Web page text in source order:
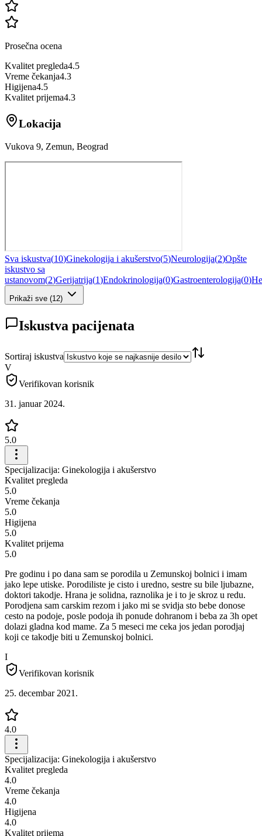
Prosečna ocena
Kvalitet pregleda4.5
Vreme čekanja4.3
Higijena4.5
Kvalitet prijema4.3
Lokacija
Vukova 9, Zemun, Beograd
Sva iskustva(10)Ginekologija i akušerstvo(5)Neurologija(2)Opšte
iskustvo sa
ustanovom(2)Gerijatrija(1)Endokrinologija(0)Gastroenterologija(0)
Prikaži sve (12)
Iskustva pacijenata
Sortiraj iskustva
V
Verifikovan korisnik
31. januar 2024.
5.0
Specijalizacija: Ginekologija i akušerstvo
Kvalitet pregleda
5.0
Vreme čekanja
5.0
Higijena
5.0
Kvalitet prijema
5.0
Pre godinu i po dana sam se porodila u Zemunskoj bolnici i imam
jako lepe utiske. Porodiliste je cisto i uredno, sestre su bile ljubazne,
doktori takodje. Hrana je solidna, raznolika je i to je skroz u redu.
Porodjena sam carskim rezom i jako mi se svidja sto bebe donose
cesto na podoje, posle podoja ih ponude dohranom i beba za 3h opet
dolazi gladna kod mame. Za 5 meseci me ceka jos jedan porodjaj
koji ce takodje biti u Zemunskoj bolnici.
I
Verifikovan korisnik
25. decembar 2021.
4.0
Specijalizacija: Ginekologija i akušerstvo
Kvalitet pregleda
4.0
Vreme čekanja
4.0
Higijena
4.0
Kvalitet prijema